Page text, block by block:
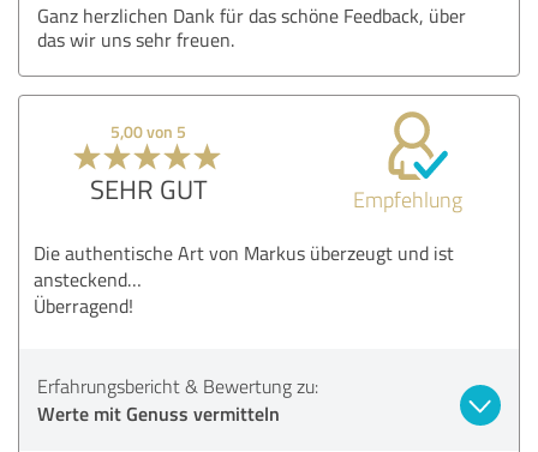
Ganz herzlichen Dank für das schöne Feedback, über
das wir uns sehr freuen.
5,00 von 5
SEHR GUT Empfehlung
Die authentische Art von Markus überzeugt und ist
ansteckend…
Überragend!
Erfahrungsbericht & Bewertung zu:
Werte mit Genuss vermitteln